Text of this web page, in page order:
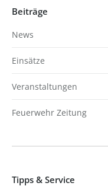
Beiträge
News
Einsätze
Veranstaltungen
Feuerwehr Zeitung
Tipps & Service